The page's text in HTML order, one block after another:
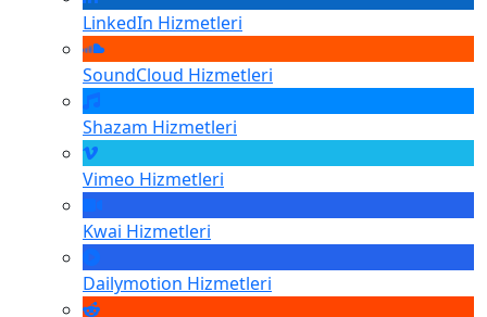
LinkedIn Hizmetleri
SoundCloud Hizmetleri
Shazam Hizmetleri
Vimeo Hizmetleri
Kwai Hizmetleri
Dailymotion Hizmetleri